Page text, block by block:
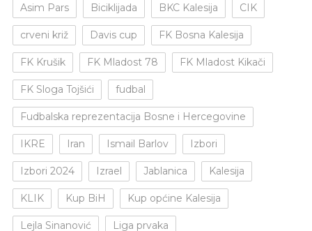
Asim Pars Biciklijada BKC Kalesija CIK
crveni križ Davis cup FK Bosna Kalesija
FK Krušik FK Mladost 78 FK Mladost Kikači
FK Sloga Tojšići fudbal
Fudbalska reprezentacija Bosne i Hercegovine
IKRE Iran Ismail Barlov Izbori
Izbori 2024 Izrael Jablanica Kalesija
KLIK Kup BiH Kup općine Kalesija
Lejla Sinanović Liga prvaka